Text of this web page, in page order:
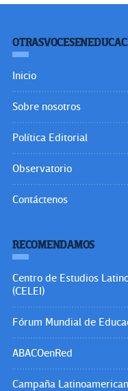
Inicio
Sobre nosotros
Política Editorial
Observatorio
Contáctenos
RECOMENDAMOS
Centro de Estudios
(CELEI)
Fórum Mundial de
ABACOenRed
Campaña